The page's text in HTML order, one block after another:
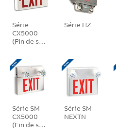
Série
CX5000
(Fin de s…
Série HZ
Série SM-
CX5000
(Fin de s…
Série SM-
NEXTN